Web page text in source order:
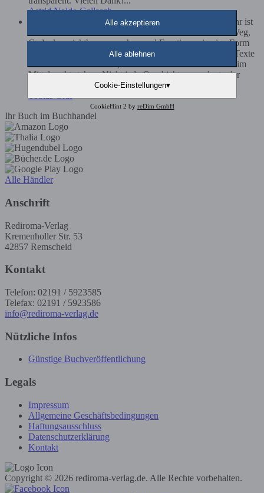
Astrid Nolde-Gallasch
Als Autor bin ich der Meinung, dass Schreiben weit mehr ist
als das bloße Aneinanderreihen von Worten. Es ist ein Weg,
Gedanken sichtbar zu machen und Emotionen in eine Form
zu bringen, die andere Menschen erreichen kann. Gute Texte
entstehen für mich dann, wenn Ehrlichkeit und Klarheit im
Mittelpunkt stehen. Nicht jede Geschichte muss laut oder
spektakulär sein – oft sind es gerade die leisen,...
Tobias Graf
Ihr Buch im Buchhandel
Alle Händler
Anschrift
Rediroma-Verlag
Kremenholler Str. 53
42857 Remscheid
Kontakt
Telefon: 02191 / 5923585
Telefax: 02191 / 5923586
info@rediroma-verlag.de
Nützliche Infos
Günstige Buchveröffentlichung
Legals
Impressum
Allgemeine Geschäftsbedingungen
Haftungsausschluss
Datenschutzerklärung
Kontakt
Copyright © 2026 rediroma-verlag.de. Alle Rechte vorbehalten.
Alle akzeptieren
Alle ablehnen
Cookie-Einstellungen▾
CookieHint 2 by reDim GmbH